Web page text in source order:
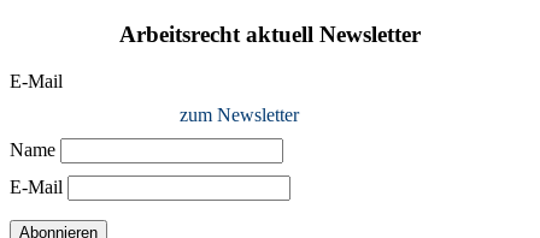
Arbeitsrecht aktuell Newsletter
E-Mail
zum Newsletter
Name
E-Mail
Abonnieren